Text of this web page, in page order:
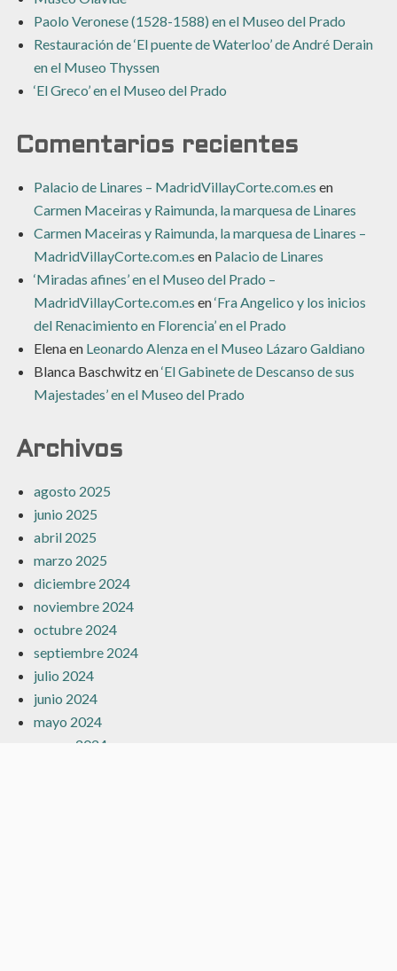
Paolo Veronese (1528-1588) en el Museo del Prado
Restauración de ‘El puente de Waterloo’ de André Derain
en el Museo Thyssen
‘El Greco’ en el Museo del Prado
Comentarios recientes
Palacio de Linares – MadridVillayCorte.com.es en
Carmen Maceiras y Raimunda, la marquesa de Linares
Carmen Maceiras y Raimunda, la marquesa de Linares –
MadridVillayCorte.com.es en Palacio de Linares
‘Miradas afines’ en el Museo del Prado –
MadridVillayCorte.com.es en‘Fra Angelico y los inicios
del Renacimiento en Florencia’ en el Prado
Elenaen Leonardo Alenza en el Museo Lázaro Galdiano
Blanca Baschwitzen‘El Gabinete de Descanso de sus
Majestades’ en el Museo del Prado
Archivos
agosto 2025
junio 2025
abril 2025
marzo 2025
diciembre 2024
noviembre 2024
octubre 2024
septiembre 2024
julio 2024
junio 2024
mayo 2024
marzo 2024